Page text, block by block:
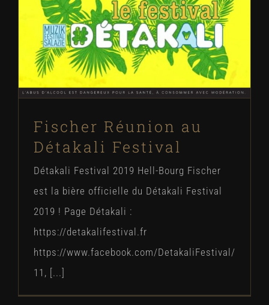
Blog Concerts Évènements Festivals
Fischer Réunion au
Détakali Festival
Détakali Festival 2019 Hell-Bourg Fischer
est la bière officielle du Détakali Festival
2019 ! Page Détakali :
https://detakalifestival.fr
https://www.facebook.com/DetakaliFestival/
11, [...]